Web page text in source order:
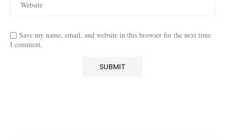
Save my name, email, and website in this browser for the next time
I comment.